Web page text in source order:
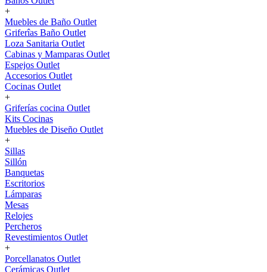
+
Muebles de Baño Outlet
Griferîas Baño Outlet
Loza Sanitaria Outlet
Cabinas y Mamparas Outlet
Espejos Outlet
Accesorios Outlet
Cocinas Outlet
+
Griferías cocina Outlet
Kits Cocinas
Muebles de Diseño Outlet
+
Sillas
Sillón
Banquetas
Escritorios
Lámparas
Mesas
Relojes
Percheros
Revestimientos Outlet
+
Porcellanatos Outlet
Cerámicas Outlet